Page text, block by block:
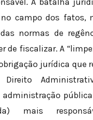
campo dos fatos,
normas de
de fiscalizar. A
jurídica que
administração
mais